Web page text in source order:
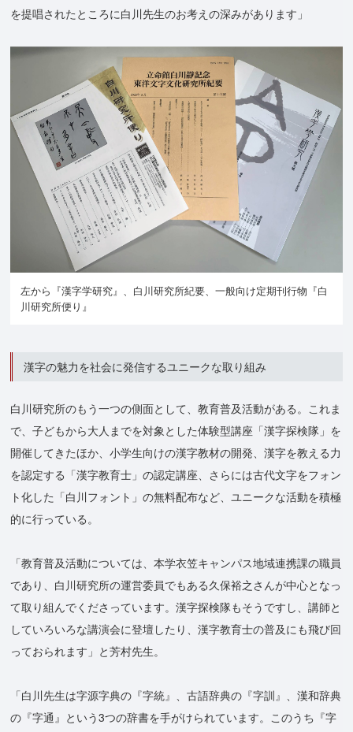
を提唱されたところに白川先生のお考えの深みがあります」
左から『漢字学研究』、白川研究所紀要、一般向け定期刊行物『白
川研究所便り』
漢字の魅力を社会に発信するユニークな取り組み
白川研究所のもう一つの側面として、教育普及活動がある。これま
で、子どもから大人までを対象とした体験型講座「漢字探検隊」を
開催してきたほか、小学生向けの漢字教材の開発、漢字を教える力
を認定する「漢字教育士」の認定講座、さらには古代文字をフォン
ト化した「白川フォント」の無料配布など、ユニークな活動を積極
的に行っている。
「教育普及活動については、本学衣笠キャンパス地域連携課の職員
であり、白川研究所の運営委員でもある久保裕之さんが中心となっ
て取り組んでくださっています。漢字探検隊もそうですし、講師と
していろいろな講演会に登壇したり、漢字教育士の普及にも飛び回
っておられます」と芳村先生。
「白川先生は字源字典の『字統』、古語辞典の『字訓』、漢和辞典
の『字通』という3つの辞書を手がけられています。このうち『字